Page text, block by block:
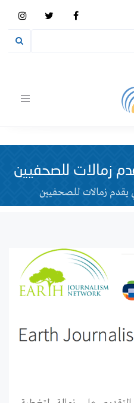
Toggle
زمالات للصحفيين
يقدم زمالات للصحفيين